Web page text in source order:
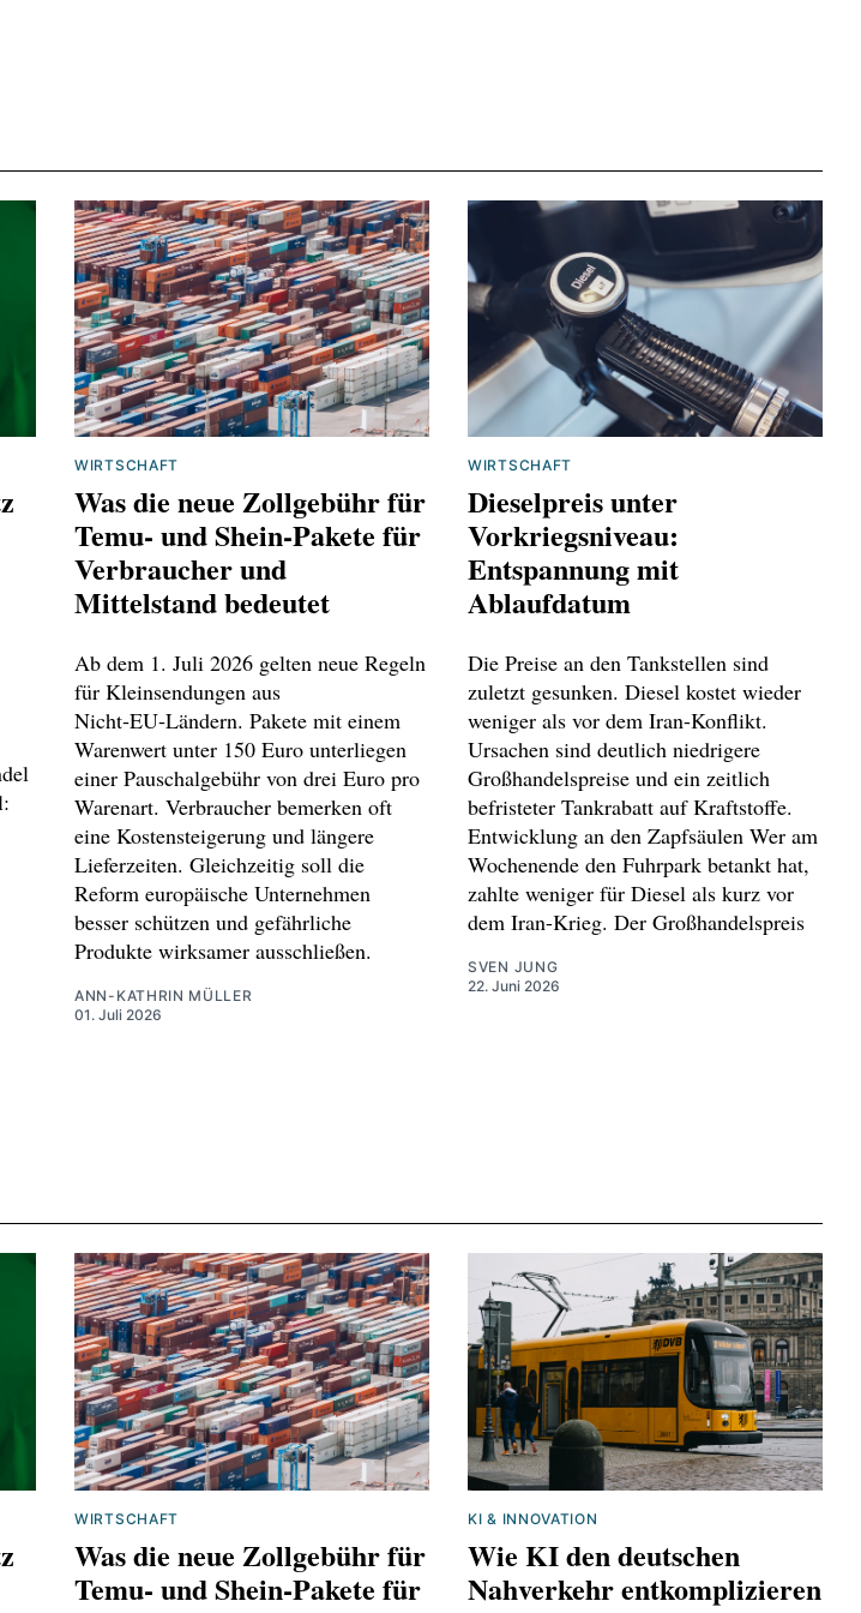
WIRTSCHAFT
Was die neue Zollgebühr für
Temu‑ und Shein‑Pakete für
Verbraucher und
Mittelstand bedeutet
Ab dem 1. Juli 2026 gelten neue Regeln
für Kleinsendungen aus
Nicht‑EU‑Ländern. Pakete mit einem
Warenwert unter 150 Euro unterliegen
einer Pauschalgebühr von drei Euro pro
Warenart. Verbraucher bemerken oft
eine Kostensteigerung und längere
Lieferzeiten. Gleichzeitig soll die
Reform europäische Unternehmen
besser schützen und gefährliche
Produkte wirksamer ausschließen.
ANN-KATHRIN MÜLLER
01. Juli 2026
WIRTSCHAFT
Dieselpreis unter
Vorkriegsniveau:
Entspannung mit
Ablaufdatum
Die Preise an den Tankstellen sind
zuletzt gesunken. Diesel kostet wieder
weniger als vor dem Iran-Konflikt.
Ursachen sind deutlich niedrigere
Großhandelspreise und ein zeitlich
befristeter Tankrabatt auf Kraftstoffe.
Entwicklung an den Zapfsäulen Wer am
Wochenende den Fuhrpark betankt hat,
zahlte weniger für Diesel als kurz vor
dem Iran-Krieg. Der Großhandelspreis
SVEN JUNG
22. Juni 2026
WIRTSCHAFT
Was die neue Zollgebühr für
Temu‑ und Shein‑Pakete für
KI & INNOVATION
Wie KI den deutschen
Nahverkehr entkomplizieren